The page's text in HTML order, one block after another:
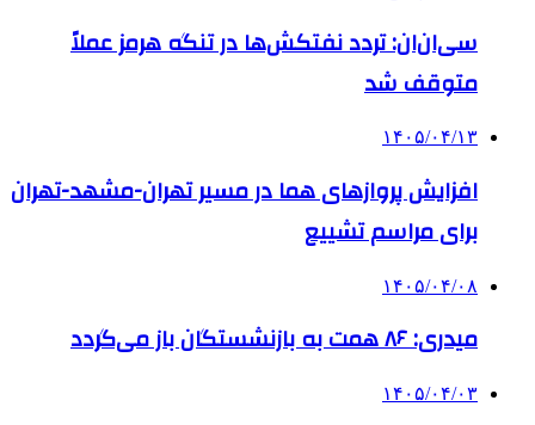
سی‌ان‌ان: تردد نفتکش‌ها در تنگه هرمز عملاً
متوقف شد
۱۴۰۵/۰۴/۱۳
افزایش پروازهای هما در مسیر تهران-مشهد-تهران
برای مراسم تشییع
۱۴۰۵/۰۴/۰۸
میدری: ۸۶ همت به بازنشستگان باز می‌گردد
۱۴۰۵/۰۴/۰۳